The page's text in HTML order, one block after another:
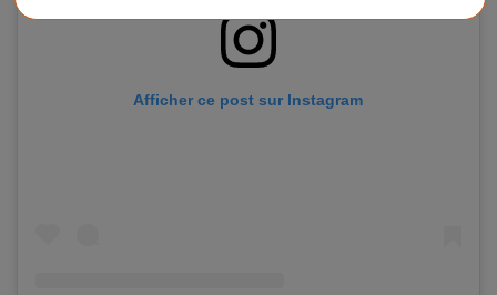
Afficher ce post sur Instagram